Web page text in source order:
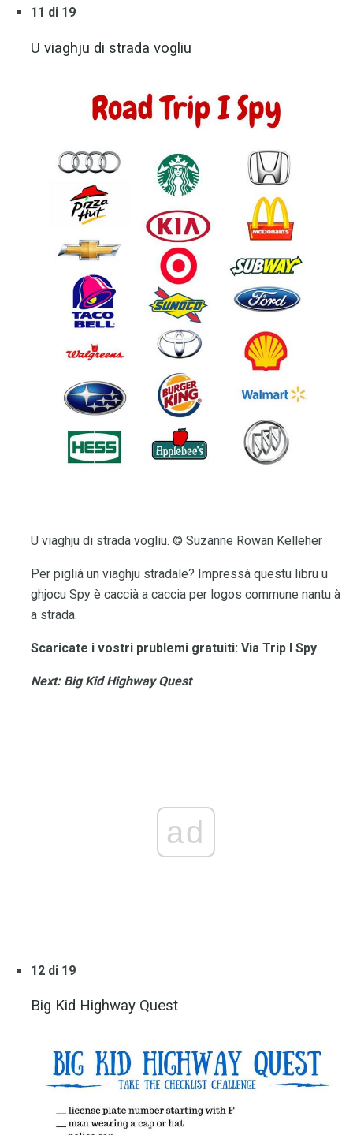
11 di 19
U viaghju di strada vogliu
U viaghju di strada vogliu. © Suzanne Rowan Kelleher
Per piglià un viaghju stradale? Impressà questu libru u
ghjocu Spy è caccià a caccia per logos commune nantu à
a strada.
Scaricate i vostri prublemi gratuiti: Via Trip I Spy
Next: Big Kid Highway Quest
ad
12 di 19
Big Kid Highway Quest